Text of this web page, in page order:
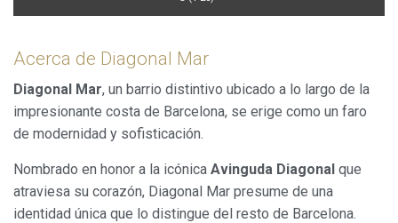
Acerca de Diagonal Mar
Diagonal Mar, un barrio distintivo ubicado a lo largo de la
impresionante costa de Barcelona, se erige como un faro
de modernidad y sofisticación.
Nombrado en honor a la icónica Avinguda Diagonal que
atraviesa su corazón, Diagonal Mar presume de una
identidad única que lo distingue del resto de Barcelona.